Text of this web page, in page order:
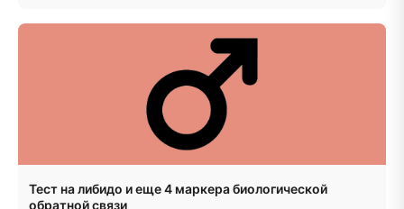
Тест на либидо и еще 4 маркера биологической
обратной связи